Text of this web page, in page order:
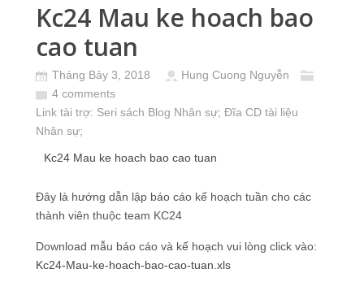
Kc24 Mau ke hoach bao
cao tuan
Tháng Bảy 3, 2018
Hung Cuong Nguyễn
4 comments
Link tài trợ: Seri sách Blog Nhân sự; Đĩa CD tài liệu
Nhân sự;
Kc24 Mau ke hoach bao cao tuan
Đây là hướng dẫn lập báo cáo kế hoạch tuần cho các
thành viên thuộc team KC24
Download mẫu báo cáo và kế hoạch vui lòng click vào:
Kc24-Mau-ke-hoach-bao-cao-tuan.xls